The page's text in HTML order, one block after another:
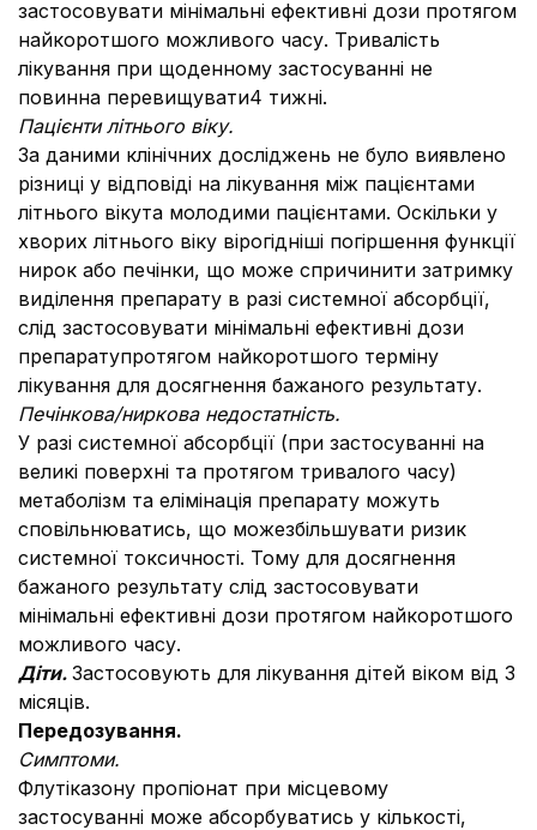
застосовувати мінімальні ефективні дози протягом
найкоротшого можливого часу. Тривалість
лікування при щоденному застосуванні не
повинна перевищувати4 тижні.
Пацієнти літнього віку.
За даними клінічних досліджень не було виявлено
різниці у відповіді на лікування між пацієнтами
літнього вікута молодими пацієнтами. Оскільки у
хворих літнього віку вірогідніші погіршення функції
нирок або печінки, що може спричинити затримку
виділення препарату в разі системної абсорбції,
слід застосовувати мінімальні ефективні дози
препаратупротягом найкоротшого терміну
лікування для досягнення бажаного результату.
Печінкова/ниркова недостатність.
У разі системної абсорбції (при застосуванні на
великі поверхні та протягом тривалого часу)
метаболізм та елімінація препарату можуть
сповільнюватись, що можезбільшувати ризик
системної токсичності. Тому для досягнення
бажаного результату слід застосовувати
мінімальні ефективні дози протягом найкоротшого
можливого часу.
Діти. Застосовують для лікування дітей віком від 3
місяців.
Передозування.
Симптоми.
Флутіказону пропіонат при місцевому
застосуванні може абсорбуватись у кількості,